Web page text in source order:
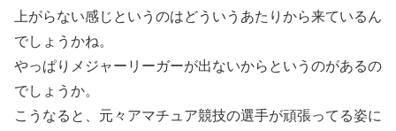
上がらない感じというのはどういうあたりから来ているん
でしょうかね。
やっぱりメジャーリーガーが出ないからというのがあるの
でしょうか。
こうなると、元々アマチュア競技の選手が頑張ってる姿に